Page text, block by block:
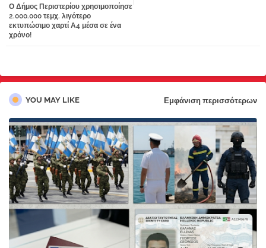
tter
Ο Δήμος Περιστερίου χρησιμοποίησε
2.000.000 τεμχ. λιγότερο
εκτυπώσιμο χαρτί Α4 μέσα σε ένα
χρόνο!
YOU MAY LIKE Εμφάνιση περισσότερων